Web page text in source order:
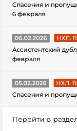
Спасения и
6 февраля
06.02.2026
НХЛ.
Ассистентский
февраля
05.02.2026
НХЛ.
Спасения и
Перейти в